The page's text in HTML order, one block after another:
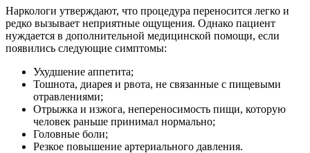
Наркологи утверждают, что процедура переносится легко и
редко вызывает неприятные ощущения. Однако пациент
нуждается в дополнительной медицинской помощи, если
появились следующие симптомы:
Ухудшение аппетита;
Тошнота, диарея и рвота, не связанные с пищевыми
отравлениями;
Отрыжка и изжога, непереносимость пищи, которую
человек раньше принимал нормально;
Головные боли;
Резкое повышение артериального давления.